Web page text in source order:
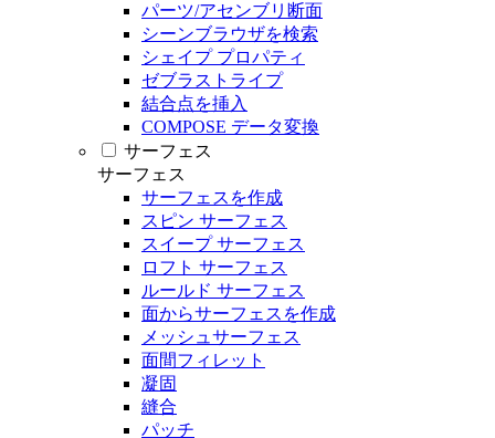
パーツ/アセンブリ断面
シーンブラウザを検索
シェイプ プロパティ
ゼブラストライプ
結合点を挿入
COMPOSE データ変換
サーフェス
サーフェス
サーフェスを作成
スピン サーフェス
スイープ サーフェス
ロフト サーフェス
ルールド サーフェス
面からサーフェスを作成
メッシュサーフェス
面間フィレット
凝固
縫合
パッチ